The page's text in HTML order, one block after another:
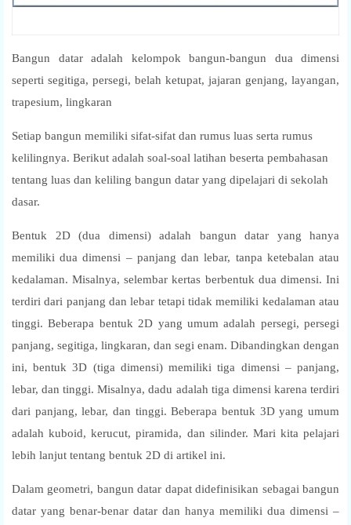
Bangun datar adalah kelompok bangun-bangun dua dimensi
seperti segitiga, persegi, belah ketupat, jajaran genjang, layangan,
trapesium, lingkaran
Setiap bangun memiliki sifat-sifat dan rumus luas serta rumus
kelilingnya. Berikut adalah soal-soal latihan beserta pembahasan
tentang luas dan keliling bangun datar yang dipelajari di sekolah
dasar.
Bentuk 2D (dua dimensi) adalah bangun datar yang hanya
memiliki dua dimensi – panjang dan lebar, tanpa ketebalan atau
kedalaman. Misalnya, selembar kertas berbentuk dua dimensi. Ini
terdiri dari panjang dan lebar tetapi tidak memiliki kedalaman atau
tinggi. Beberapa bentuk 2D yang umum adalah persegi, persegi
panjang, segitiga, lingkaran, dan segi enam. Dibandingkan dengan
ini, bentuk 3D (tiga dimensi) memiliki tiga dimensi – panjang,
lebar, dan tinggi. Misalnya, dadu adalah tiga dimensi karena terdiri
dari panjang, lebar, dan tinggi. Beberapa bentuk 3D yang umum
adalah kuboid, kerucut, piramida, dan silinder. Mari kita pelajari
lebih lanjut tentang bentuk 2D di artikel ini.
Dalam geometri, bangun datar dapat didefinisikan sebagai bangun
datar yang benar-benar datar dan hanya memiliki dua dimensi –